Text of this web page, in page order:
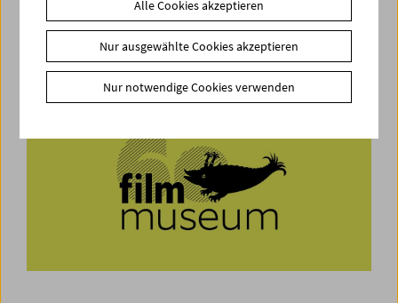
Alle Cookies akzeptieren
Nur ausgewählte Cookies akzeptieren
Nur notwendige Cookies verwenden